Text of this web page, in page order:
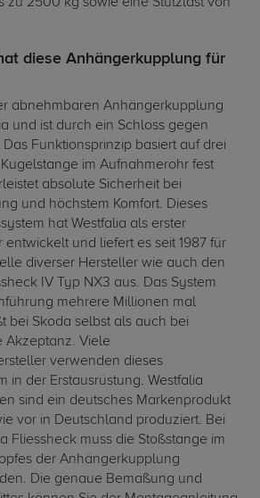
diese Anhängerkupplung für
abnehmbaren Anhängerkupplung
und ist durch ein Schloss gegen
Funktionsprinzip basiert auf drei
im Aufnahmerohr fest
absolute Sicherheit bei
und höchstem Komfort. Dieses
hat Westfalia als erster
entwickelt und liefert es seit 1987 für
diverser Hersteller wie auch den
IV Typ NX3 aus. Das System
mehrere Millionen mal
bei Skoda selbst als auch bei
Akzeptanz. Viele
verwenden dieses
in der Erstausrüstung. Westfalia
sind ein deutsches Markenprodukt
vor in Deutschland produziert. Bei
Fliessheck muss die Stoßstange im
der Anhängerkupplung
Die genaue Bemaßung und